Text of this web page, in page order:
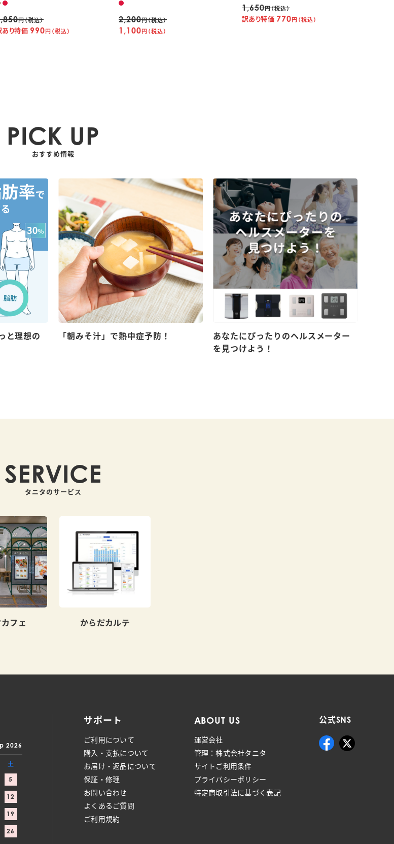
円（税込）
あり特価 990 円（税込）
2,200円（税込）
1,100 円（税込）
1,650円（税込）
訳あり特価 770 円（税込）
PICK UP
おすすめ情報
と理想の
「朝みそ汁」で熱中症予防！
あなたにぴったりのヘルスメーター
を見つけよう！
SERVICE
タニタのサービス
フェ からだカルテ
2026
土
5
12
19
26
サポート
ご利用について
購入・支払について
お届け・返品について
保証・修理
お問い合わせ
よくあるご質問
ご利用規約
ABOUT US
運営会社
管理：株式会社タニタ
サイトご利用条件
プライバシーポリシー
特定商取引法に基づく表記
公式SNS